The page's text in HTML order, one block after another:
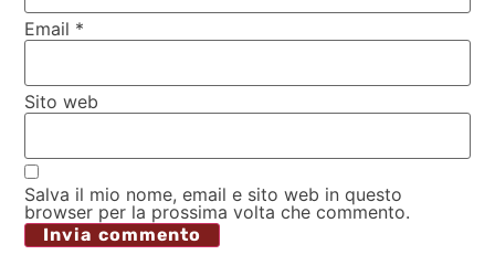
Email *
Sito web
Salva il mio nome, email e sito web in questo
browser per la prossima volta che commento.